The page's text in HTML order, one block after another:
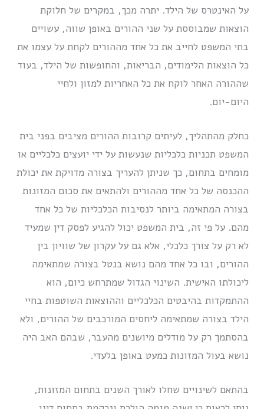
על האינטרס של הילד. יתרה מכך, במקרים של חלוקת
הוצאות שמבוססת על שני ההורים באופן שווה, עשויים
בתי המשפט לחייב את כל אחד מההורים לקחת על עצמו את
כל הוצאות הלימודים, הבריאות, והחופשות של הילד, בעוד
שההורה האחר לוקח את כל האחריות למזון ולחיי
היום-יום.
כחלק מהתהליך, לעיתים קרובות ההורים מציבים בפני בית
המשפט תכניות כלכליות שנעשות על ידי יועצים כלכליים או
מומחים בתחום, כך שניתן להעריך בצורה מדויקת את יכולת
ההכנסה של כל אחד מההורים ולהתאים את סכום המזונות
בצורה המתאימה ביותר לנסיבות הכלכליות של כל אחד
מהם. על פי זה, בית המשפט יכול להגיע לפסק דין שמעיד
לא רק על צורך כלכלי, אלא גם על עקרון של שוויון בין
ההורים, ובו כל אחד מהם נושא בנטל בצורה שמתאימה
ליכולתו האישית. השינוי הגדול שמתרחש כיום, הוא
ההתמקדות בהיבטים הכלכליים וההוצאות השוטפות בחיי
הילד בצורה שמתאימה ליחסים המורכבים של ההורים, ולא
בהסתמך רק על מודלים מיושנים מהעבר, שבהם האב היה
נושא בעול המזונות כמעט באופן בלעדי.
בהתאם לשינויים שחלו לאורך השנים בתחום המזונות,